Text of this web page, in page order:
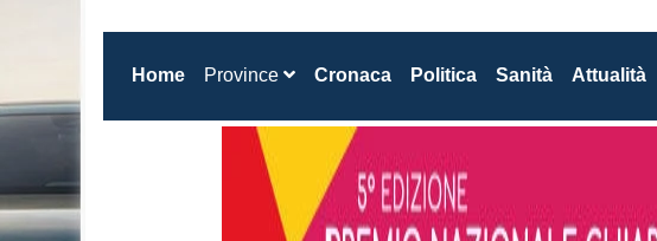
Home(current)
Province Cronaca Politica Sanità Attualità